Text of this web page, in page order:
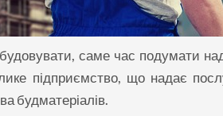
саме час подумати
підприємство, що надає
будматеріалів.